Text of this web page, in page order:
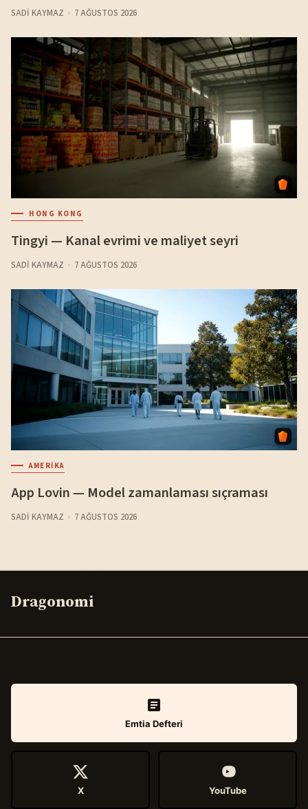
SADI KAYMAZ 7 AĞUSTOS 2026
HONG KONG
Tingyi — Kanal evrimi ve maliyet seyri
SADI KAYMAZ 7 AĞUSTOS 2026
AMERIKA
App Lovin — Model zamanlaması sıçraması
SADI KAYMAZ 7 AĞUSTOS 2026
Dragonomi
Emtia Defteri
X YouTube